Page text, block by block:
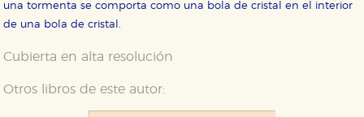
una tormenta se comporta como una bola de cristal en el interior
de una bola de cristal.
Cubierta en alta resolución
Otros libros de este autor: